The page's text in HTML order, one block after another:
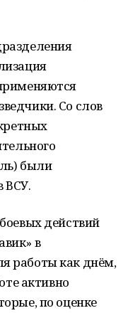
Со слов
были
ВСУ.
действий
в
работы как днём,
активно
по оценке